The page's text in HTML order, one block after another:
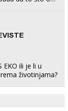
EKO ili je li u
životinjama?